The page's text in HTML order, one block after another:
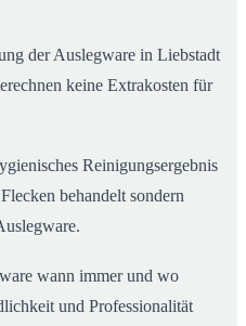
der Auslegware in Liebstadt
keine Extrakosten für
Reinigungsergebnis
behandelt sondern
wann immer und wo
und Professionalität